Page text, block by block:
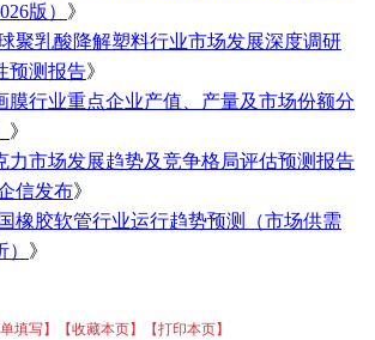
版） 》
聚乳酸降解塑料行业市场发展深度调研
预测报告》
膜行业重点企业产值、产量及市场份额分
》
力市场发展趋势及竞争格局评估预测报告
信发布》
橡胶软管行业运行趋势预测（市场供需
》
填写】 【收藏本页】 【打印本页】